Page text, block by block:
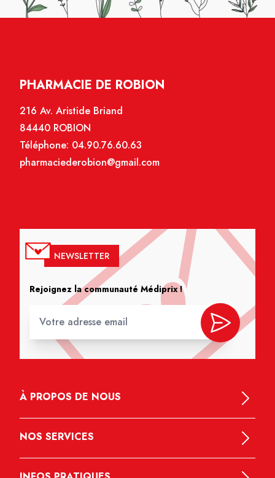
PHARMACIE DE ROBION
216 Av. Aristide Briand
84440 ROBION
Téléphone: 04.90.76.60.63
pharmaciederobion@gmail.com
NEWSLETTER
Rejoignez la communauté Médiprix !
À PROPOS DE NOUS
NOS SERVICES